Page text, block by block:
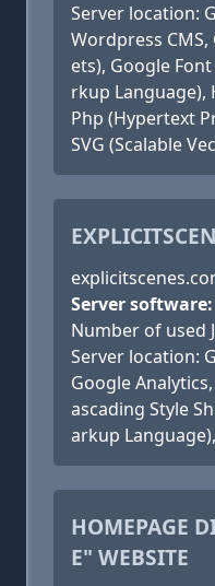
Server location:
Wordpress CMS,
ets), Google
rkup Language),
Php (Hypertext
SVG (Scalable
Server
Number of used
Server location:
Google
ascading Style
arkup
HOMEPAGE
E" WEBSITE